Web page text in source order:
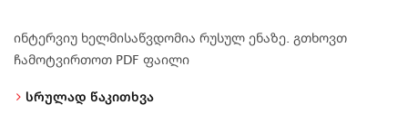
ინტერვიუ ხელმისაწვდომია რუსულ ენაზე. გთხოვთ
ჩამოტვირთოთ PDF ფაილი
სრულად წაკითხვა